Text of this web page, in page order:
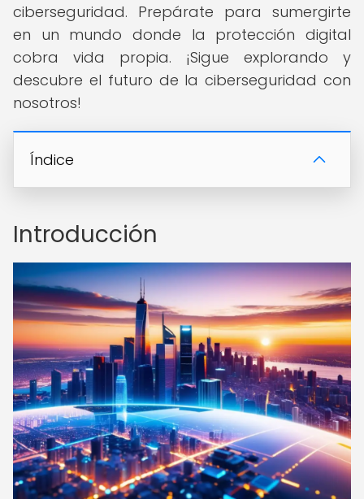
ciberseguridad. Prepárate para sumergirte
en un mundo donde la protección digital
cobra vida propia. ¡Sigue explorando y
descubre el futuro de la ciberseguridad con
nosotros!
Índice
Introducción